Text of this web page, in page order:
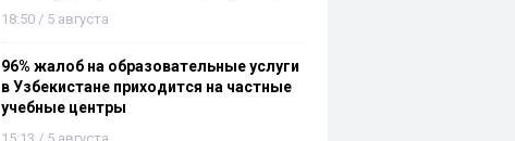
18:50 / 5 августа
96% жалоб на образовательные услуги
в Узбекистане приходится на частные
учебные центры